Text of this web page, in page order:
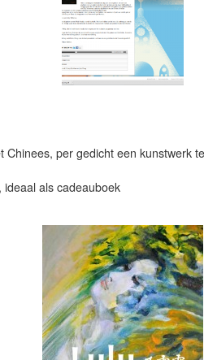
per gedicht een kunstwerk
als cadeauboek